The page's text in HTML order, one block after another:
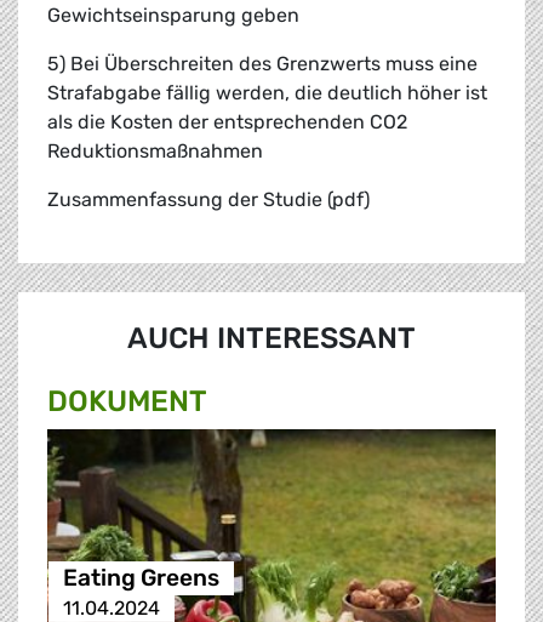
Gewichtseinsparung geben
5) Bei Überschreiten des Grenzwerts muss eine
Strafabgabe fällig werden, die deutlich höher ist
als die Kosten der entsprechenden CO2
Reduktionsmaßnahmen
Zusammenfassung der Studie (pdf)
AUCH INTERESSANT
DOKUMENT
Eating Greens
11.04.2024